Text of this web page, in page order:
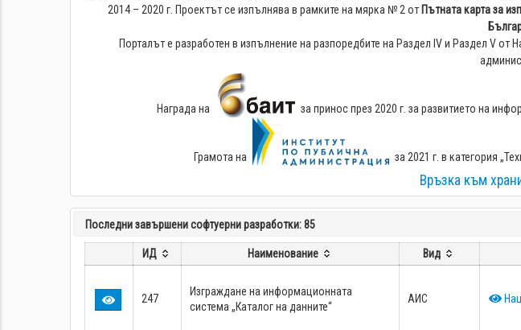
2014 – 2020 г. Проектът се изпълнява в рамките на мярка № 2 от Пътната карта за
Порталът е разработен в изпълнение на разпоредбите на Раздел IV и Раздел V
Награда на за принос през 2020 г. за развитието на
Грамота на за 2021 г. в категория
Връзка към
Последни завършени софтуерни разработки: 85
ИД Наименование Вид
247
Изграждане на информационната
система „Каталог на данните“
АИС